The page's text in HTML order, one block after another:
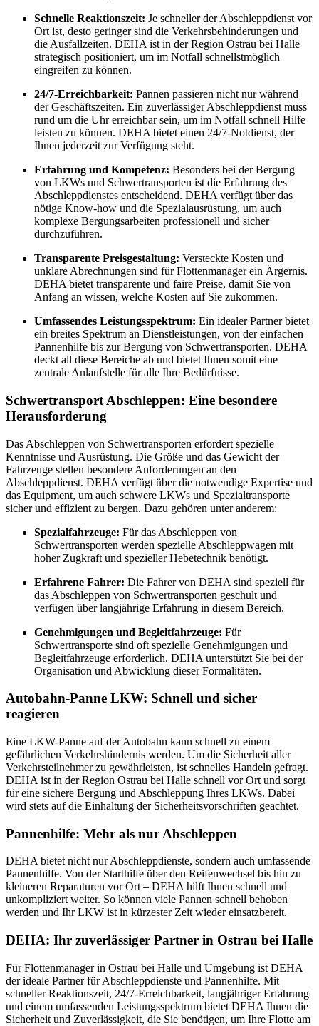
Schnelle Reaktionszeit: Je schneller der Abschleppdienst vor
Ort ist, desto geringer sind die Verkehrsbehinderungen und
die Ausfallzeiten. DEHA ist in der Region Ostrau bei Halle
strategisch positioniert, um im Notfall schnellstmöglich
eingreifen zu können.
24/7-Erreichbarkeit: Pannen passieren nicht nur während
der Geschäftszeiten. Ein zuverlässiger Abschleppdienst muss
rund um die Uhr erreichbar sein, um im Notfall schnell Hilfe
leisten zu können. DEHA bietet einen 24/7-Notdienst, der
Ihnen jederzeit zur Verfügung steht.
Erfahrung und Kompetenz: Besonders bei der Bergung
von LKWs und Schwertransporten ist die Erfahrung des
Abschleppdienstes entscheidend. DEHA verfügt über das
nötige Know-how und die Spezialausrüstung, um auch
komplexe Bergungsarbeiten professionell und sicher
durchzuführen.
Transparente Preisgestaltung: Versteckte Kosten und
unklare Abrechnungen sind für Flottenmanager ein Ärgernis.
DEHA bietet transparente und faire Preise, damit Sie von
Anfang an wissen, welche Kosten auf Sie zukommen.
Umfassendes Leistungsspektrum: Ein idealer Partner bietet
ein breites Spektrum an Dienstleistungen, von der einfachen
Pannenhilfe bis zur Bergung von Schwertransporten. DEHA
deckt all diese Bereiche ab und bietet Ihnen somit eine
zentrale Anlaufstelle für alle Ihre Bedürfnisse.
Schwertransport Abschleppen: Eine besondere
Herausforderung
Das Abschleppen von Schwertransporten erfordert spezielle
Kenntnisse und Ausrüstung. Die Größe und das Gewicht der
Fahrzeuge stellen besondere Anforderungen an den
Abschleppdienst. DEHA verfügt über die notwendige Expertise und
das Equipment, um auch schwere LKWs und Spezialtransporte
sicher und effizient zu bergen. Dazu gehören unter anderem:
Spezialfahrzeuge: Für das Abschleppen von
Schwertransporten werden spezielle Abschleppwagen mit
hoher Zugkraft und spezieller Hebetechnik benötigt.
Erfahrene Fahrer: Die Fahrer von DEHA sind speziell für
das Abschleppen von Schwertransporten geschult und
verfügen über langjährige Erfahrung in diesem Bereich.
Genehmigungen und Begleitfahrzeuge: Für
Schwertransporte sind oft spezielle Genehmigungen und
Begleitfahrzeuge erforderlich. DEHA unterstützt Sie bei der
Organisation und Abwicklung dieser Formalitäten.
Autobahn-Panne LKW: Schnell und sicher
reagieren
Eine LKW-Panne auf der Autobahn kann schnell zu einem
gefährlichen Verkehrshindernis werden. Um die Sicherheit aller
Verkehrsteilnehmer zu gewährleisten, ist schnelles Handeln gefragt.
DEHA ist in der Region Ostrau bei Halle schnell vor Ort und sorgt
für eine sichere Bergung und Abschleppung Ihres LKWs. Dabei
wird stets auf die Einhaltung der Sicherheitsvorschriften geachtet.
Pannenhilfe: Mehr als nur Abschleppen
DEHA bietet nicht nur Abschleppdienste, sondern auch umfassende
Pannenhilfe. Von der Starthilfe über den Reifenwechsel bis hin zu
kleineren Reparaturen vor Ort – DEHA hilft Ihnen schnell und
unkompliziert weiter. So können viele Pannen schnell behoben
werden und Ihr LKW ist in kürzester Zeit wieder einsatzbereit.
DEHA: Ihr zuverlässiger Partner in Ostrau bei Halle
Für Flottenmanager in Ostrau bei Halle und Umgebung ist DEHA
der ideale Partner für Abschleppdienste und Pannenhilfe. Mit
schneller Reaktionszeit, 24/7-Erreichbarkeit, langjähriger Erfahrung
und einem umfassenden Leistungsspektrum bietet DEHA Ihnen die
Sicherheit und Zuverlässigkeit, die Sie benötigen, um Ihre Flotte am